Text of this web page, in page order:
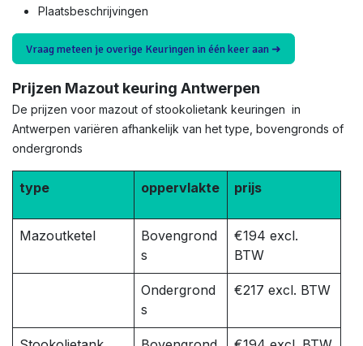
Plaatsbeschrijvingen
Vraag meteen je overige Keuringen in één keer aan ➜
Prijzen Mazout keuring Antwerpen
De prijzen voor mazout of stookolietank keuringen in
Antwerpen variëren afhankelijk van het type, bovengronds of
ondergronds
type oppervlakte prijs
Mazoutketel
Bovengrond
s
€194 excl.
BTW
Ondergrond
s
€217 excl. BTW